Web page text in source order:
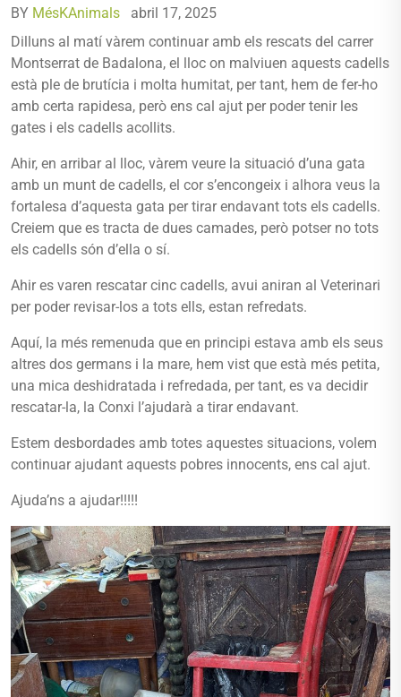
BY MésKAnimals
abril 17, 2025
Dilluns al matí vàrem continuar amb els rescats del carrer
Montserrat de Badalona, el lloc on malviuen aquests cadells
està ple de brutícia i molta humitat, per tant, hem de fer-ho
amb certa rapidesa, però ens cal ajut per poder tenir les
gates i els cadells acollits.
Ahir, en arribar al lloc, vàrem veure la situació d’una gata
amb un munt de cadells, el cor s’encongeix i alhora veus la
fortalesa d’aquesta gata per tirar endavant tots els cadells.
Creiem que es tracta de dues camades, però potser no tots
els cadells són d’ella o sí.
Ahir es varen rescatar cinc cadells, avui aniran al Veterinari
per poder revisar-los a tots ells, estan refredats.
Aquí, la més remenuda que en principi estava amb els seus
altres dos germans i la mare, hem vist que està més petita,
una mica deshidratada i refredada, per tant, es va decidir
rescatar-la, la Conxi l’ajudarà a tirar endavant.
Estem desbordades amb totes aquestes situacions, volem
continuar ajudant aquests pobres innocents, ens cal ajut.
Ajuda’ns a ajudar!!!!!